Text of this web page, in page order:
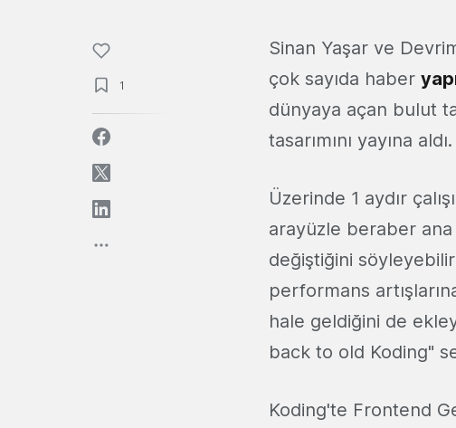
1
Sinan Yaşar ve
çok sayıda haber
dünyaya açan bulut
tasarımını yayına aldı.
Üzerinde 1 aydır
arayüzle beraber
değiştiğini
performans
hale geldiğini de
back to old Koding"
Koding'te Frontend